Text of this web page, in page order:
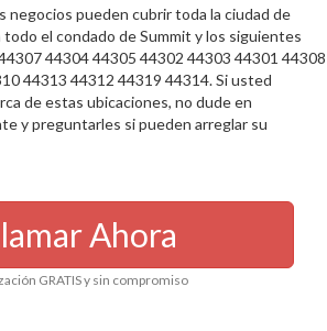
negocios pueden cubrir toda la ciudad de
el condado de Summit y los siguientes
44304 44305 44302 44303 44301 44308
44313 44312 44319 44314. Si usted
de estas ubicaciones, no dude en
y preguntarles si pueden arreglar su
Ahora
GRATIS y sin compromiso